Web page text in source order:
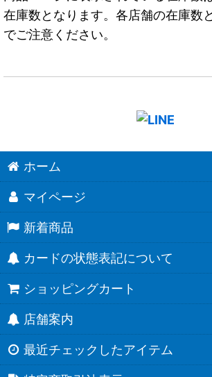
在庫数となります。各店舗の在庫数
でご注意ください。
ホーム
マイページ
新着商品
カードの状態表記について
ショッピングカート
店舗案内
最近チェックしたアイテム